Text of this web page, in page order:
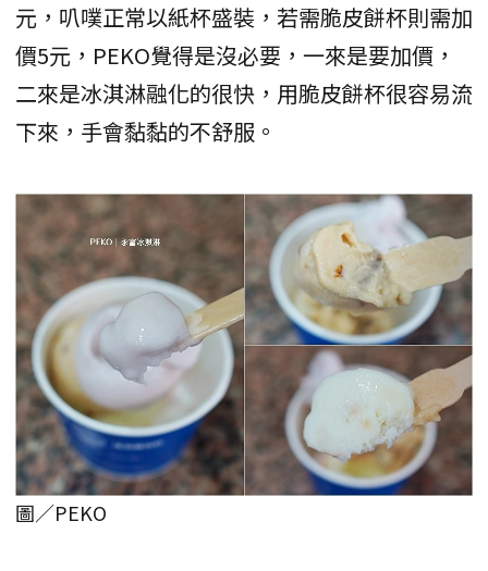
元，叭噗正常以紙杯盛裝，若需脆皮餅杯則需加
價5元，PEKO覺得是沒必要，一來是要加價，
二來是冰淇淋融化的很快，用脆皮餅杯很容易流
下來，手會黏黏的不舒服。
圖／PEKO